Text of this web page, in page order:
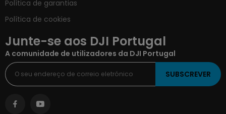
Política de garantias
Política de cookies
Junte-se aos DJI Portugal
A comunidade de utilizadores da DJI Portugal
SUBSCREVER